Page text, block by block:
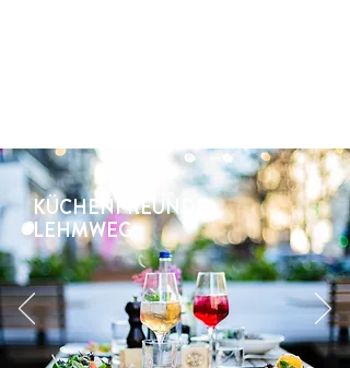
KÜCHENFREUNDE
LEHMWEG